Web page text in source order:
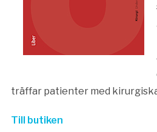
träffar patienter med
Till butiken